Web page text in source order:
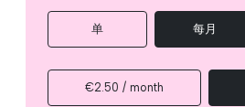
单 每月
€2.50 / month